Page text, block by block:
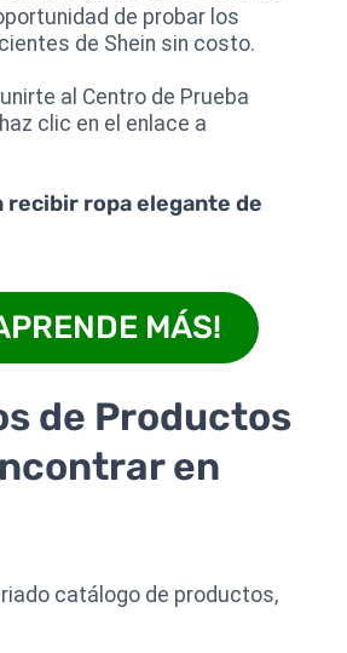
de probar los
de Shein sin costo.
al Centro de Prueba
clic en el enlace a
recibir ropa elegante de
MÁS!
de Productos
en
catálogo de productos,